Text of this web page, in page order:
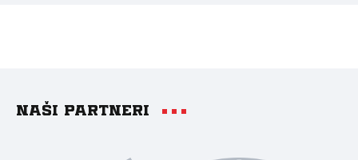
Naši partneri